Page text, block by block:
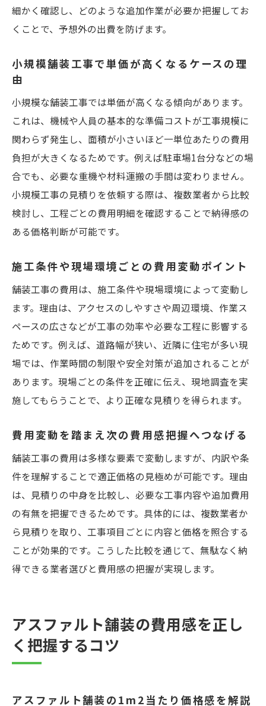
細かく確認し、どのような追加作業が必要か把握してお
くことで、予想外の出費を防げます。
小規模舗装工事で単価が高くなるケースの理
由
小規模な舗装工事では単価が高くなる傾向があります。
これは、機械や人員の基本的な準備コストが工事規模に
関わらず発生し、面積が小さいほど一単位あたりの費用
負担が大きくなるためです。例えば駐車場1台分などの場
合でも、必要な重機や材料運搬の手間は変わりません。
小規模工事の見積りを依頼する際は、複数業者から比較
検討し、工程ごとの費用明細を確認することで納得感の
ある価格判断が可能です。
施工条件や現場環境ごとの費用変動ポイント
舗装工事の費用は、施工条件や現場環境によって変動し
ます。理由は、アクセスのしやすさや周辺環境、作業ス
ペースの広さなどが工事の効率や必要な工程に影響する
ためです。例えば、道路幅が狭い、近隣に住宅が多い現
場では、作業時間の制限や安全対策が追加されることが
あります。現場ごとの条件を正確に伝え、現地調査を実
施してもらうことで、より正確な見積りを得られます。
費用変動を踏まえ次の費用感把握へつなげる
舗装工事の費用は多様な要素で変動しますが、内訳や条
件を理解することで適正価格の見極めが可能です。理由
は、見積りの中身を比較し、必要な工事内容や追加費用
の有無を把握できるためです。具体的には、複数業者か
ら見積りを取り、工事項目ごとに内容と価格を照合する
ことが効果的です。こうした比較を通じて、無駄なく納
得できる業者選びと費用感の把握が実現します。
アスファルト舗装の費用感を正し
く把握するコツ
アスファルト舗装の1m2当たり価格感を解説